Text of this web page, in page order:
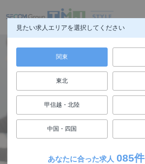
仕事も人生も楽しもう
FUN! JOB!
見たい求人エリアを選択してください
関東
東北
甲信越・北陸
中国・四国
あなたに合った求人 085件